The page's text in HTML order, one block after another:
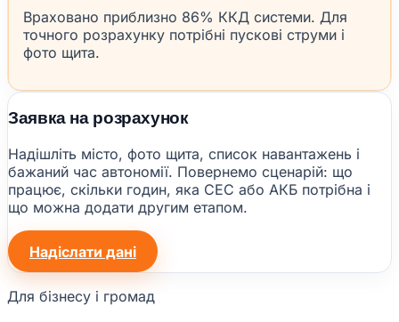
Враховано приблизно 86% ККД системи. Для
точного розрахунку потрібні пускові струми і
фото щита.
Заявка на розрахунок
Надішліть місто, фото щита, список навантажень і
бажаний час автономії. Повернемо сценарій: що
працює, скільки годин, яка СЕС або АКБ потрібна і
що можна додати другим етапом.
Надіслати дані
Для бізнесу і громад